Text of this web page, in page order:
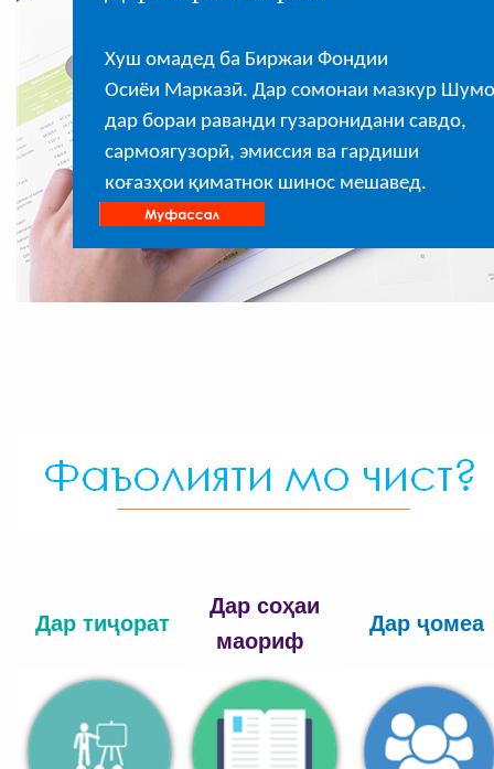
Хуш омадед ба Биржаи Фондии
Осиёи Марказӣ. Дар сомонаи мазкур Шумо
дар бораи раванди гузаронидани савдо,
сармоягузорӣ, эмиссия ва гардиши
коғазҳои қиматнок шинос мешавед.
Дар тиҷорат
Дар соҳаи
маориф
Дар ҷомеа